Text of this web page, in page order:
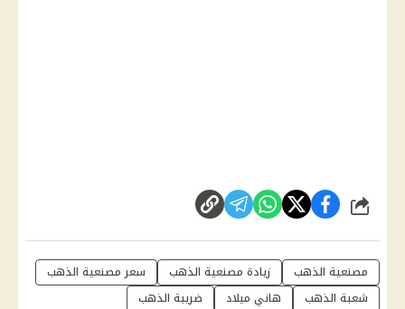
شارك
مصنعية الذهب زيادة مصنعية الذهب
سعر مصنعية الذهب
شعبة الذهب
هاني ميلاد
ضريبة الذهب